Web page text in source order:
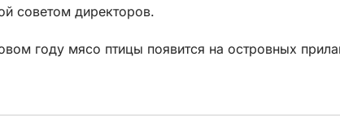
советом директоров.
году мясо птицы появится на островных